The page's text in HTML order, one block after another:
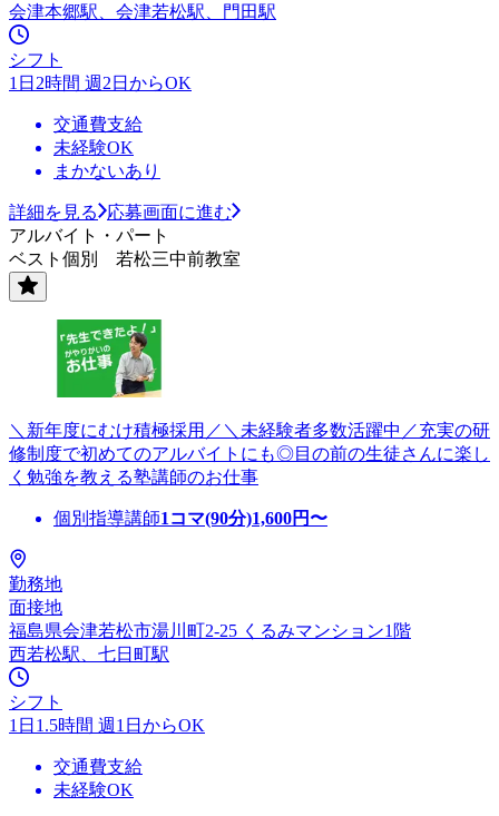
会津本郷駅、会津若松駅、門田駅
シフト
1日2時間 週2日からOK
交通費支給
未経験OK
まかないあり
詳細を見る
応募画面に進む
アルバイト・パート
ベスト個別 若松三中前教室
＼新年度にむけ積極採用／＼未経験者多数活躍中／充実の研
修制度で初めてのアルバイトにも◎目の前の生徒さんに楽し
く勉強を教える塾講師のお仕事
個別指導講師1コマ(90分)1,600円〜
勤務地
面接地
福島県会津若松市湯川町2-25 くるみマンション1階
西若松駅、七日町駅
シフト
1日1.5時間 週1日からOK
交通費支給
未経験OK